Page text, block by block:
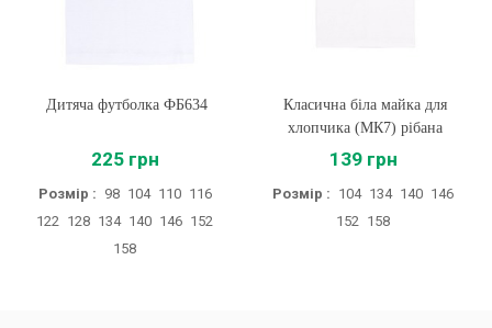
Дитяча футболка ФБ634
225 грн
Розмір : 98 104 110 116
122 128 134 140 146 152
158
Класична біла майка для
хлопчика (МК7) рібана
139 грн
Розмір : 104 134 140 146
152 158